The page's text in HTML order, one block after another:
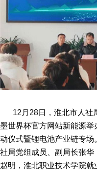
12月28日，淮北市人社
墨世界杯官方网站新能源举
动仪式暨锂电池产业链专场
社局党组成员、副局长张
赵明，淮北职业技术学院